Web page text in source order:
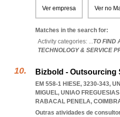
Ver empresa Ver no
Matches in the search for:
Activity categories: ...TO FIND
TECHNOLOGY & SERVICE
Bizbold - Outsourcing
EM 558-1 HIESE, 3230-343,
MIGUEL, UNIAO
RABACAL PENELA,
Outras atividades de